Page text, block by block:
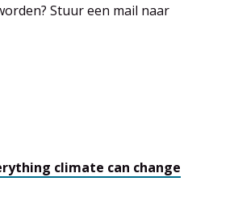
Stuur een mail naar
climate can change